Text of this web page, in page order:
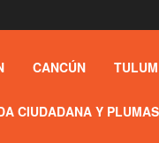
CANCÚN TULUM
CIUDADANA Y PLUMAS